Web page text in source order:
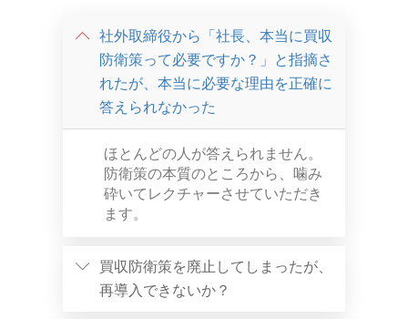
社外取締役から「社長、本当に買収
防衛策って必要ですか？」と指摘さ
れたが、本当に必要な理由を正確に
答えられなかった
ほとんどの人が答えられません。
防衛策の本質のところから、噛み
砕いてレクチャーさせていただき
ます。
買収防衛策を廃止してしまったが、
再導入できないか？